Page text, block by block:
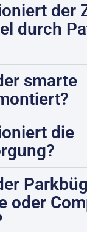
der
durch
smarte
die
oder